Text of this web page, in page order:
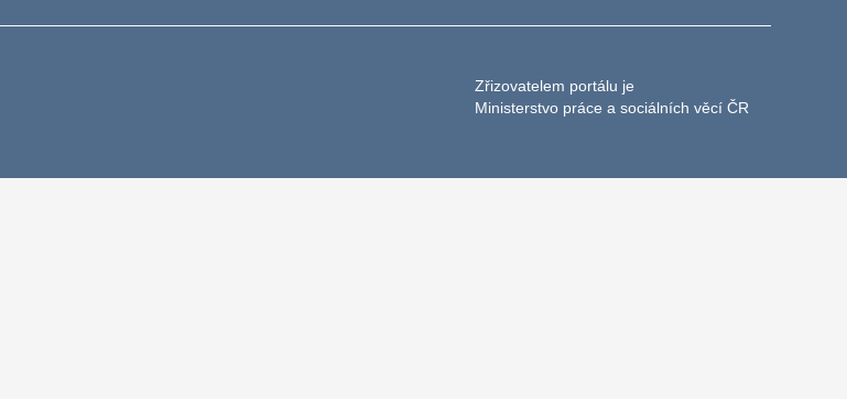
Zřizovatelem portálu je
Ministerstvo práce a sociálních věcí ČR